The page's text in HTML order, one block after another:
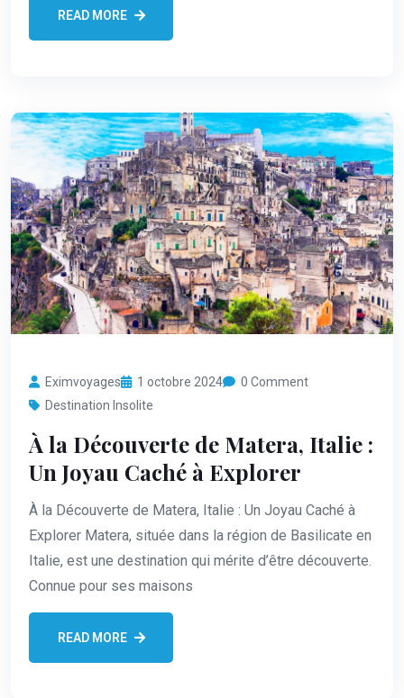
READ MORE
Eximvoyages 1 octobre 2024
0 Comment
Destination Insolite
À la Découverte de Matera, Italie :
Un Joyau Caché à Explorer
À la Découverte de Matera, Italie : Un Joyau Caché à
Explorer Matera, située dans la région de Basilicate en
Italie, est une destination qui mérite d’être découverte.
Connue pour ses maisons
READ MORE